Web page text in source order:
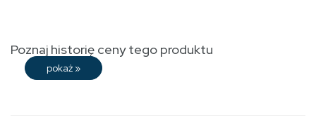
Poznaj historię ceny tego produktu
pokaż »